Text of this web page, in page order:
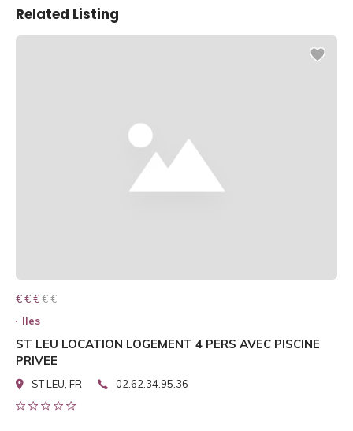
Related Listing
€ € € € €
€ € €
Iles
ST LEU LOCATION LOGEMENT 4 PERS AVEC PISCINE
PRIVEE
ST LEU, FR 02.62.34.95.36